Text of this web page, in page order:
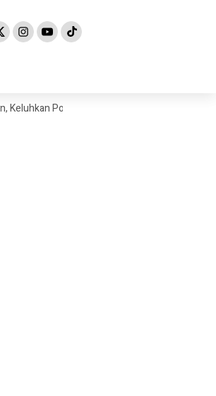
Pola Pengadaan Bahan Baku MBG